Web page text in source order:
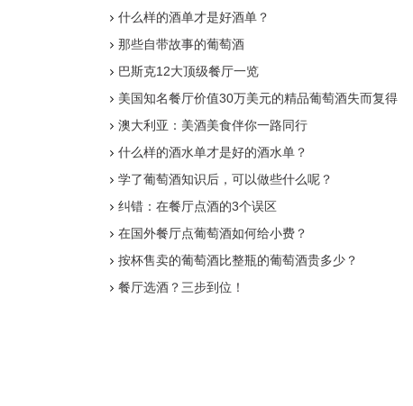
什么样的酒单才是好酒单？
那些自带故事的葡萄酒
巴斯克12大顶级餐厅一览
美国知名餐厅价值30万美元的精品葡萄酒失而复得
澳大利亚：美酒美食伴你一路同行
什么样的酒水单才是好的酒水单？
学了葡萄酒知识后，可以做些什么呢？
纠错：在餐厅点酒的3个误区
在国外餐厅点葡萄酒如何给小费？
按杯售卖的葡萄酒比整瓶的葡萄酒贵多少？
餐厅选酒？三步到位！